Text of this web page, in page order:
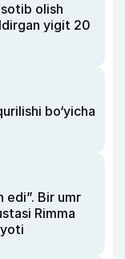
olish
yigit 20
bo‘yicha
edi”. Bir umr
Rimma